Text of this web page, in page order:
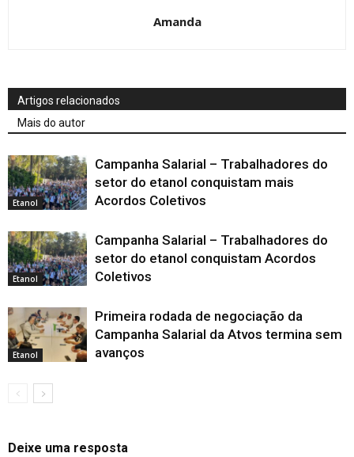
Amanda
Artigos relacionados
Mais do autor
Etanol
Campanha Salarial – Trabalhadores do
setor do etanol conquistam mais
Acordos Coletivos
Etanol
Campanha Salarial – Trabalhadores do
setor do etanol conquistam Acordos
Coletivos
Etanol
Primeira rodada de negociação da
Campanha Salarial da Atvos termina sem
avanços
Deixe uma resposta